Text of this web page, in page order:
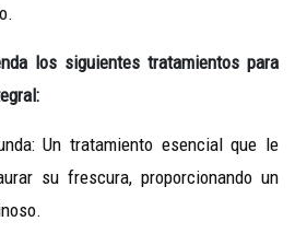
los siguientes tratamientos para
Un tratamiento esencialque le
su frescura, proporcionando un